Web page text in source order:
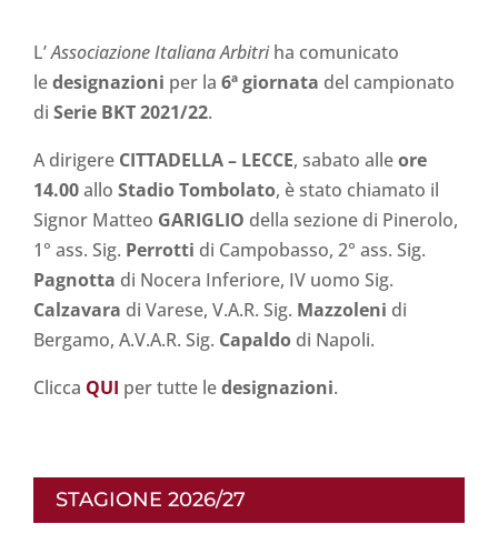
L’Associazione Italiana Arbitriha comunicato
ledesignazioni per la 6ª giornata del campionato
di Serie BKT 2021/22.
A dirigere CITTADELLA– LECCE, sabato alleore
14.00allo Stadio Tombolato, è stato chiamato il
Signor Matteo GARIGLIO della sezione di Pinerolo,
1° ass. Sig. Perrotti di Campobasso, 2° ass. Sig.
Pagnotta di Nocera Inferiore, IV uomo Sig.
Calzavara di Varese, V.A.R. Sig. Mazzoleni di
Bergamo, A.V.A.R. Sig. Capaldo di Napoli.
Clicca QUI per tutte ledesignazioni.
STAGIONE 2026/27